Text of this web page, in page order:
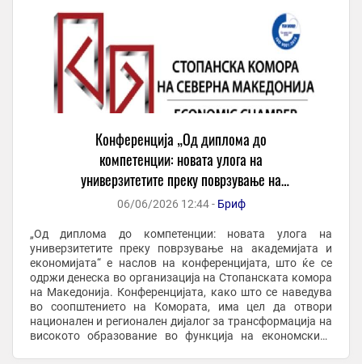
Конференција „Од диплома до
компетенции: новата улога на
универзитетите преку поврзување на
академијата и економијата“
06/06/2026 12:44 - Бриф
„Од диплома до компетенции: новата улога на
универзитетите преку поврзување на академијата и
економијата“ е наслов на конференцијата, што ќе се
одржи денеска во организација на Стопанската комора
на Македонија. Конференцијата, како што се наведува
во соопштението на Комората, има цел да отвори
национален и регионален дијалог за трансформација на
високото образование во функција на економскиот